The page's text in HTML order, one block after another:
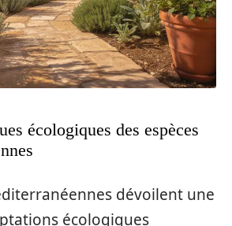
écologiques des espèces
dévoilent une
écologiques